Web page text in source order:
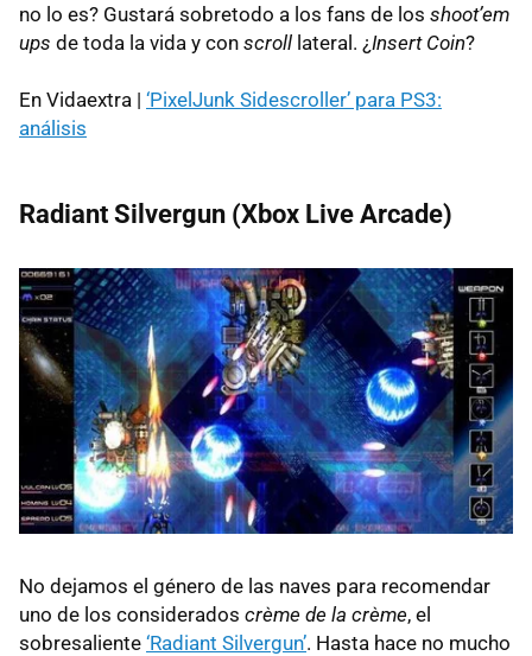
no lo es? Gustará sobretodo a los fans de los shoot’em
ups de toda la vida y con scroll lateral. ¿Insert Coin?
En Vidaextra | ‘PixelJunk Sidescroller’ para PS3:
análisis
Radiant Silvergun (Xbox Live Arcade)
No dejamos el género de las naves para recomendar
uno de los considerados crème de la crème, el
sobresaliente ‘Radiant Silvergun’. Hasta hace no mucho